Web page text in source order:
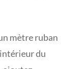
mètre ruban
du